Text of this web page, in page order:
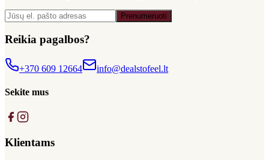
Prenumeruoti
Reikia pagalbos?
+370 609 12664 info@dealstofeel.lt
Sekite mus
Klientams